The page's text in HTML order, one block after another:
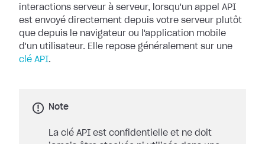
interactions serveur à serveur, lorsqu'un appel API
est envoyé directement depuis votre serveur plutôt
que depuis le navigateur ou l'application mobile
d'un utilisateur. Elle repose généralement sur une
clé API.
Note
La clé API est confidentielle et ne doit